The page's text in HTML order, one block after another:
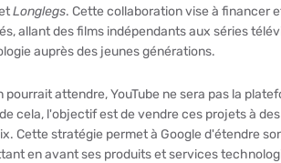
Longlegs. Cette collaboration vise à financer
allant des films indépendants aux séries
auprès des jeunes générations.
pourrait attendre, YouTube ne sera pas la
cela, l'objectif est de vendre ces projets à
Cette stratégie permet à Google d'étendre
en avant ses produits et services